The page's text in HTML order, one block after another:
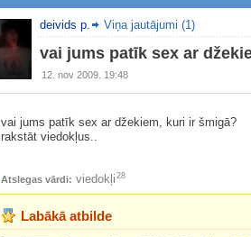
deivids p. Viņa jautājumi (1)
vai jums patīk sex ar
12. nov 2009. 19:48
vai jums patīk sex ar džekiem, kuri ir šmigā?
rakstāt viedokļus..
Atslegas vārdi: viedokļi 28
Labākā atbilde